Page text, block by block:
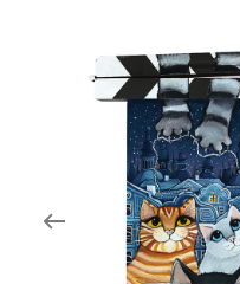
Aktuality
Zlín Film Festival